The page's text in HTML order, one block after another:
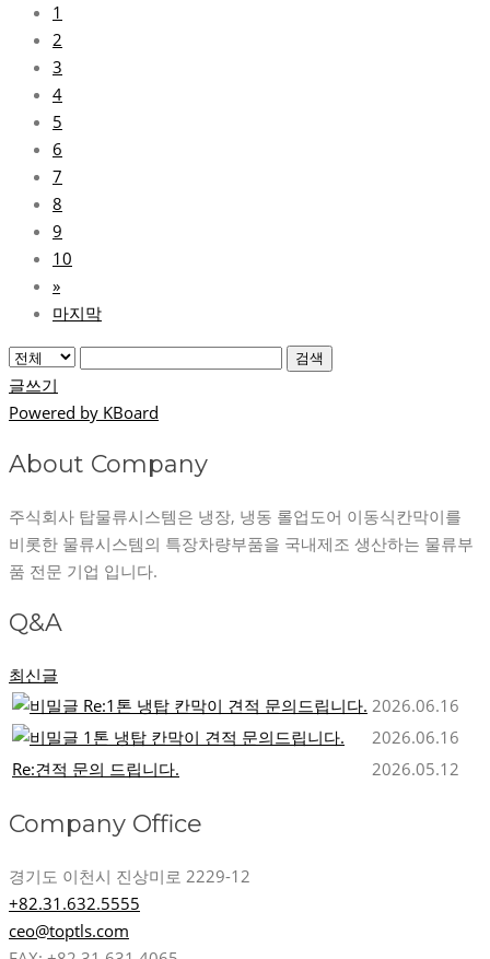
1
2
3
4
5
6
7
8
9
10
»
마지막
검색
글쓰기
Powered by KBoard
About Company
주식회사 탑물류시스템은 냉장, 냉동 롤업도어 이동식칸막이를
비롯한 물류시스템의 특장차량부품을 국내제조 생산하는 물류부
품 전문 기업 입니다.
Q&A
최신글
Re:1톤 냉탑 칸막이 견적 문의드립니다. 2026.06.16
1톤 냉탑 칸막이 견적 문의드립니다.
2026.06.16
Re:견적 문의 드립니다.
2026.05.12
Company Office
경기도 이천시 진상미로 2229-12
+82.31.632.5555
ceo@toptls.com